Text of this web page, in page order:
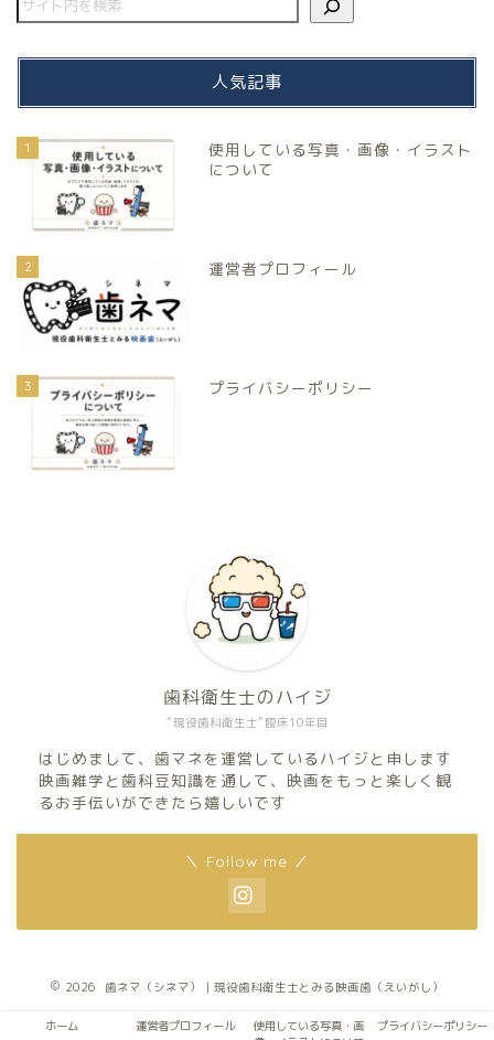
人気記事
1
使用している写真・画像・イラスト
について
2 運営者プロフィール
3 プライバシーポリシー
“現役歯科衛生士”臨床10年目
歯科衛生士のハイジ
はじめまして、歯マネを運営しているハイジと申します
映画雑学と歯科豆知識を通して、映画をもっと楽しく観
るお手伝いができたら嬉しいです
＼ Follow me ／
2026 歯ネマ（シネマ）｜現役歯科衛生士とみる映画歯（えいがし）
ホーム 運営者プロフィール
使用している写真・画
プライバシーポリシー